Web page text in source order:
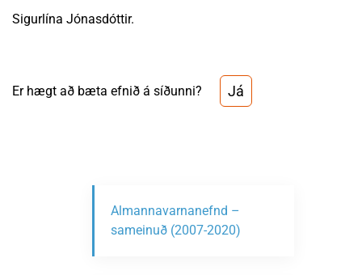
Sigurlína Jónasdóttir.
Er hægt að bæta efnið á síðunni? Já
Almannavarnanefnd –
sameinuð (2007-2020)